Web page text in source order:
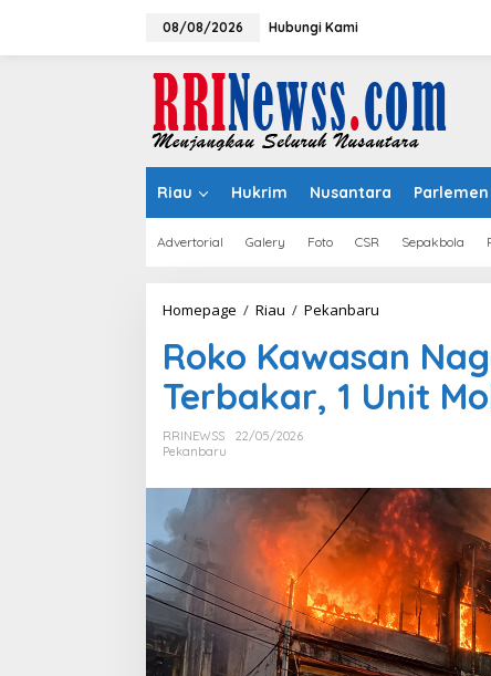
08/08/2026 Hubungi Kami
Riau Hukrim Nusantara Parlemen
Advertorial Galery Foto CSR Sepakbola
Homepage / Riau / Pekanbaru
Naga
Mas
Motor
Pekanbaru
Mobil
Hangus
Roko Kawasan
Terbakar, 1 Unit
RRINEWSS
22/05/2026
Pekanbaru
Aon Menunjuk Stephen sebagai
CEO untuk Indonesia
Memperluas
Mahasiswa Asal
Dulatkhan,
CUHK